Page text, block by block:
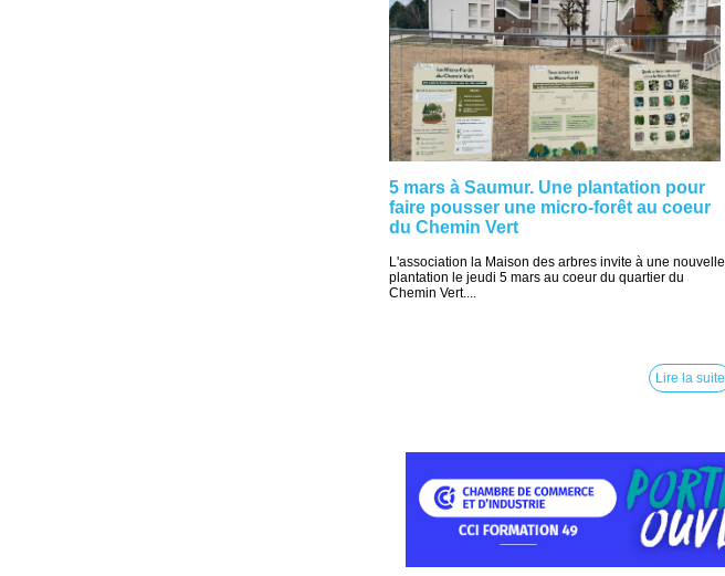
5 mars à Saumur. Une plantation pour
faire pousser une micro-forêt au coeur
du Chemin Vert
L'association la Maison des arbres invite à une nouvelle
plantation le jeudi 5 mars au coeur du quartier du
Chemin Vert....
Lire la suite